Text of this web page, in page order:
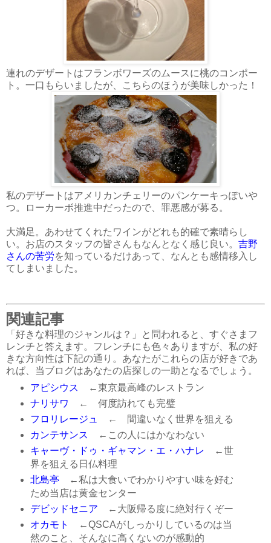
連れのデザートはフランボワーズのムースに桃のコンポー
ト。一口もらいましたが、こちらのほうが美味しかった！
私のデザートはアメリカンチェリーのパンケーキっぽいや
つ。ローカーボ推進中だったので、罪悪感が募る。
大満足。あわせてくれたワインがどれも的確で素晴らし
い。お店のスタッフの皆さんもなんとなく感じ良い。 吉野
さんの苦労を知っているだけあって、なんとも感情移入し
てしまいました。
関連記事
「好きな料理のジャンルは？」と問われると、すぐさまフ
レンチと答えます。フレンチにも色々ありますが、私の好
きな方向性は下記の通り。あなたがこれらの店が好きであ
れば、当ブログはあなたの店探しの一助となるでしょう。
アピシウス ←東京最高峰のレストラン
ナリサワ ← 何度訪れても完璧
フロリレージュ
← 間違いなく世界を狙える
カンテサンス ←この人にはかなわない
キャーヴ・ドゥ・ギャマン・エ・ハナレ ←世
界を狙える日仏料理
北島亭 ←私は大食いでわかりやすい味を好む
ため当店は黄金センター
デビッドセニア ←大阪帰る度に絶対行くぞー
オカモト
←QSCAがしっかりしているのは当
然のこと、そんなに高くないのが感動的